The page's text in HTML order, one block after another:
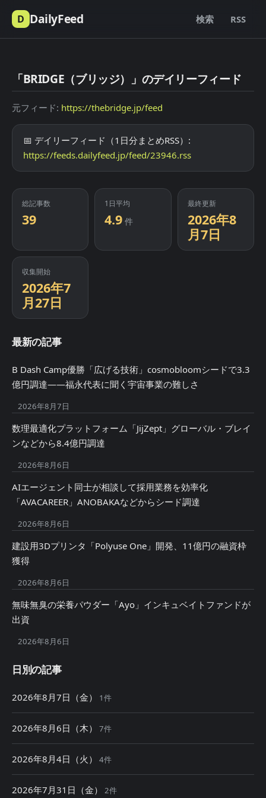
D DailyFeed 検索 RSS
「BRIDGE（ブリッジ）」のデイリーフィード
元フィード: https://thebridge.jp/feed
📅 デイリーフィード（1日分まとめRSS）:
https://feeds.dailyfeed.jp/feed/23946.rss
総記事数
39
1日平均
4.9 件
最終更新
2026年8
月7日
収集開始
2026年7
月27日
最新の記事
B Dash Camp優勝「広げる技術」cosmobloomシードで3.3
億円調達——福永代表に聞く宇宙事業の難しさ
2026年8月7日
数理最適化プラットフォーム「JijZept」グローバル・ブレイ
ンなどから8.4億円調達
2026年8月6日
AIエージェント同士が相談して採用業務を効率化
「AVACAREER」ANOBAKAなどからシード調達
2026年8月6日
建設用3Dプリンタ「Polyuse One」開発、11億円の融資枠
獲得
2026年8月6日
無味無臭の栄養パウダー「Ayo」インキュベイトファンドが
出資
2026年8月6日
日別の記事
2026年8月7日（金） 1件
2026年8月6日（木） 7件
2026年8月4日（火） 4件
2026年7月31日（金） 2件